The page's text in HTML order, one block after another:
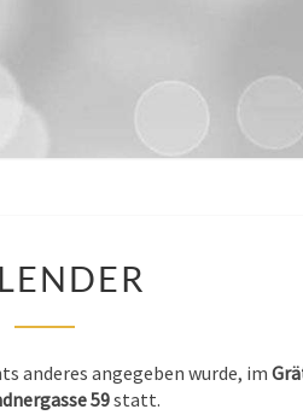
anderes angegeben wurde, im
59statt.